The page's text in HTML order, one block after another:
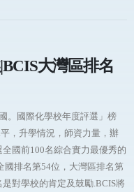
大灣區排名
。國際化學校年度評選」榜
，升學情況，師資力量，辦
國前100名綜合實力最優秀的
國排名第54位，大灣區排名第
對學校的肯定及鼓勵.BCIS將